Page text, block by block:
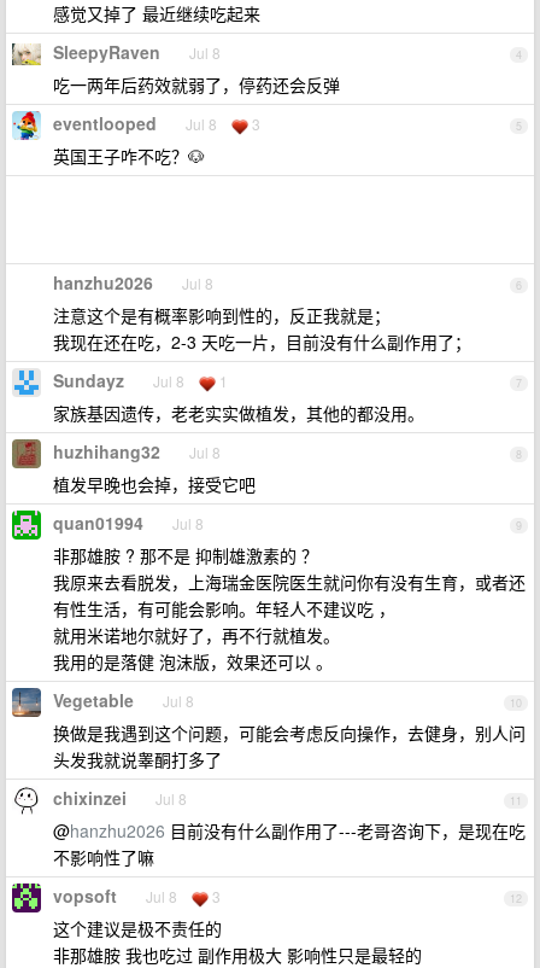
感觉又掉了 最近继续吃起来
4
SleepyRaven Jul 8
吃一两年后药效就弱了，停药还会反弹
5
eventlooped Jul 8 3
英国王子咋不吃？🐶
6
hanzhu2026 Jul 8
注意这个是有概率影响到性的，反正我就是；
我现在还在吃，2-3 天吃一片，目前没有什么副作用了；
7
Sundayz Jul 8 1
家族基因遗传，老老实实做植发，其他的都没用。
8
huzhihang32 Jul 8
植发早晚也会掉，接受它吧
9
quan01994 Jul 8
非那雄胺 ? 那不是 抑制雄激素的 ？
我原来去看脱发，上海瑞金医院医生就问你有没有生育，或者还
有性生活，有可能会影响。年轻人不建议吃 ，
就用米诺地尔就好了，再不行就植发。
我用的是落健 泡沫版，效果还可以 。
10
Vegetable Jul 8
换做是我遇到这个问题，可能会考虑反向操作，去健身，别人问
头发我就说睾酮打多了
11
chixinzei Jul 8
@hanzhu2026 目前没有什么副作用了---老哥咨询下，是现在吃
不影响性了嘛
12
vopsoft Jul 8 3
这个建议是极不责任的
非那雄胺 我也吃过 副作用极大 影响性只是最轻的